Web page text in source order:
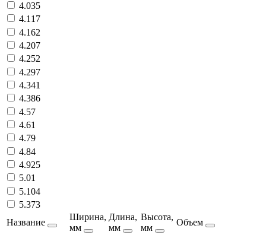
4.035
4.117
4.162
4.207
4.252
4.297
4.341
4.386
4.57
4.61
4.79
4.84
4.925
5.01
5.104
5.373
Название
Ширина,
мм
Длина,
мм
Высота,
мм
Объем